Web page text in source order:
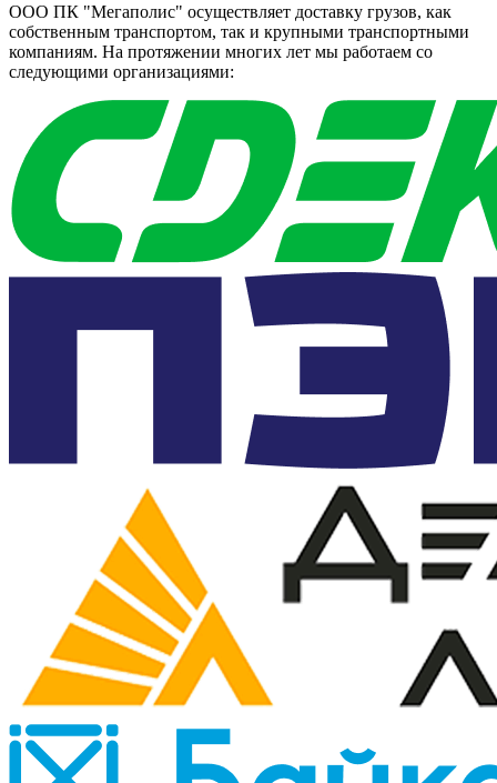
ООО ПК "Мегаполис" осуществляет доставку грузов, как
собственным транспортом, так и крупными транспортными
компаниям. На протяжении многих лет мы работаем со
следующими организациями: